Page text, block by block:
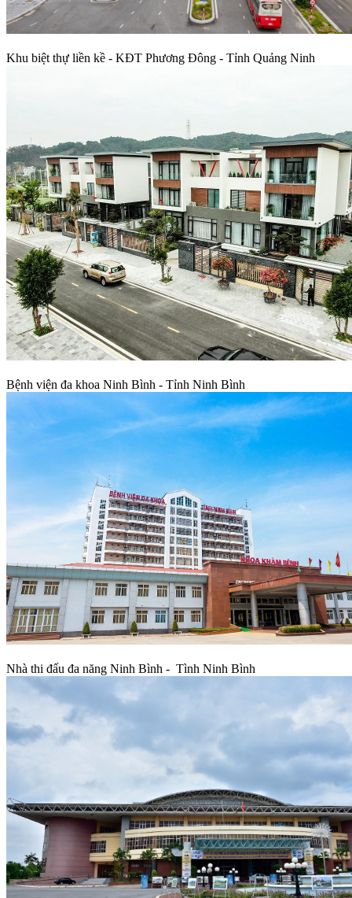
Khu biệt thự liền kề - KĐT Phương Đông - Tỉnh Quảng Ninh
Bệnh viện đa khoa Ninh Bình - Tỉnh Ninh Bình
Nhà thi đấu đa năng Ninh Bình - Tình Ninh Bình